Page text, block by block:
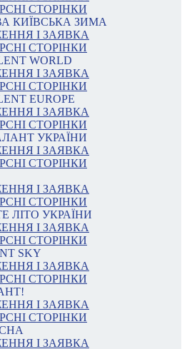
СТОРІНКИ
КИЇВСЬКА ЗИМА
І ЗАЯВКА
СТОРІНКИ
WORLD
І ЗАЯВКА
СТОРІНКИ
EUROPE
І ЗАЯВКА
СТОРІНКИ
УКРАЇНИ
І ЗАЯВКА
СТОРІНКИ
І ЗАЯВКА
СТОРІНКИ
ЛІТО УКРАЇНИ
І ЗАЯВКА
СТОРІНКИ
SKY
І ЗАЯВКА
СТОРІНКИ
І ЗАЯВКА
СТОРІНКИ
І ЗАЯВКА